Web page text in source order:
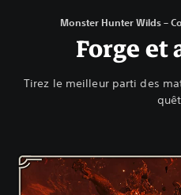
Monster Hunter Wilds –
Forge
Tirez le meilleur parti des